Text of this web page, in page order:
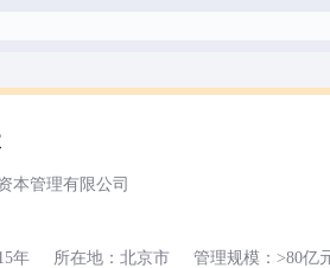
本管理有限公司
年 所在地： 北京市 管理规模： >80亿